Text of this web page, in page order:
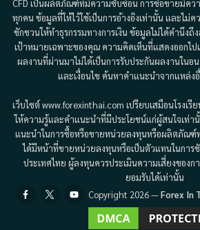
CFD เป็นผลิตภัณฑ์ที่มีความซับซ้อน การซื้อขายมีคว
ทุกคน ข้อมูลที่ให้ไว้ใช้เป็นการอ้างอิงเท่านั้น และไม่ค
ชักชวนให้ทำธุรกรรมทางการเงิน ข้อมูลไม่ได้คำนึงถึ
เป้าหมายเฉพาะของคุณ ความคิดเห็นที่แสดงออกไ
ผลงานที่ผ่านมาไม่ได้เป็นการรับประกันผลงานในอ
และเงื่อนไข ค้นหาคำแนะนำจากแหล่ง
เว็บไซต์ www.forexinthai.com เปรียบเสมือนโรงเ
ให้ความรู้และคำแนะนำที่มีประโยชน์แก่ผู้สนใจเท่า
แนะนำในการซื้อหรือขายหน่วยลงทุนหรือผลิตภัณฑ์ท
ได้มีหน้าที่ขายหน่วยลงทุนหรือเป็นตัวแทนในการ
ประเทศไทย ผู้ลงทุนควรประเมินความเสี่ยงของ
ยอมรับได้เท่านั้น
Facebook
TwitterYoutube
Copyright 2026 —Forex In